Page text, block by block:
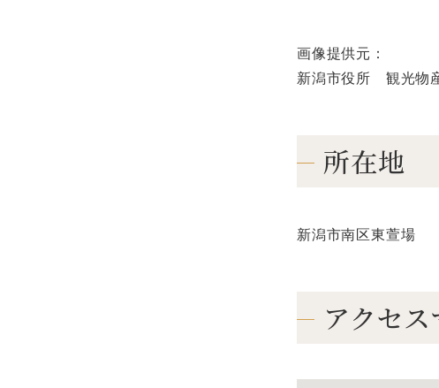
画像提供元：
新潟市役所 観光物
所在地
新潟市南区東萱場
アクセ